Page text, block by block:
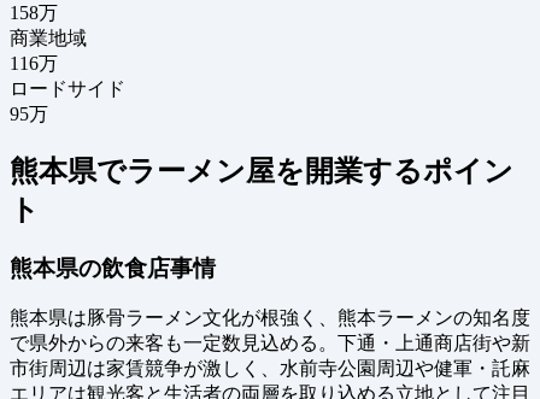
158万
商業地域
116万
ロードサイド
95万
熊本県でラーメン屋を開業するポイン
ト
熊本県の飲食店事情
熊本県は豚骨ラーメン文化が根強く、熊本ラーメンの知名度
で県外からの来客も一定数見込める。下通・上通商店街や新
市街周辺は家賃競争が激しく、水前寺公園周辺や健軍・託麻
エリアは観光客と生活者の両層を取り込める立地として注目